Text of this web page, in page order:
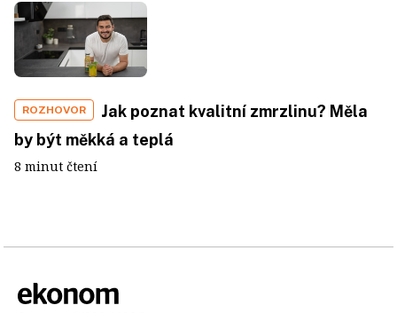
ROZHOVOR
Jak poznat kvalitní zmrzlinu? Měla
by být měkká a teplá
8 minut čtení